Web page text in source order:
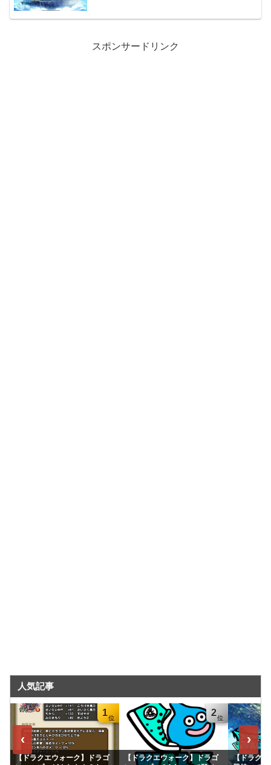
スポンサードリンク
人気記事
‹
1
【ドラクエウォーク】ドラゴ
2
【ドラクエウォーク】ドラゴ
【ドラク
›